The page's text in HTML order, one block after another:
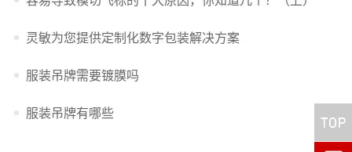
灵敏为您提供定制化数字包装解决方案
服装吊牌需要镀膜吗
服装吊牌有哪些